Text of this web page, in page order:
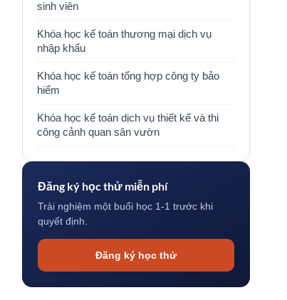
sinh viên
Khóa học kế toán thương mại dịch vụ
nhập khẩu
Khóa học kế toán tổng hợp công ty bảo
hiểm
Khóa học kế toán dịch vụ thiết kế và thi
công cảnh quan sân vườn
Đăng ký học thử miễn phí
Trải nghiệm một buổi học 1-1 trước khi
quyết định.
Đăng ký học thử